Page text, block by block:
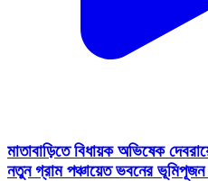
মাতাবাড়িতে বিধায়ক অভিষেক
নতুন গ্রাম পঞ্চায়েত ভবনের ভূমিপূজন